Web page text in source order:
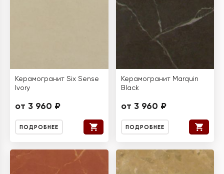
Керамогранит Six Sense
Ivory
от 3 960 ₽
ПОДРОБНЕЕ
Керамогранит Marquin
Black
от 3 960 ₽
ПОДРОБНЕЕ